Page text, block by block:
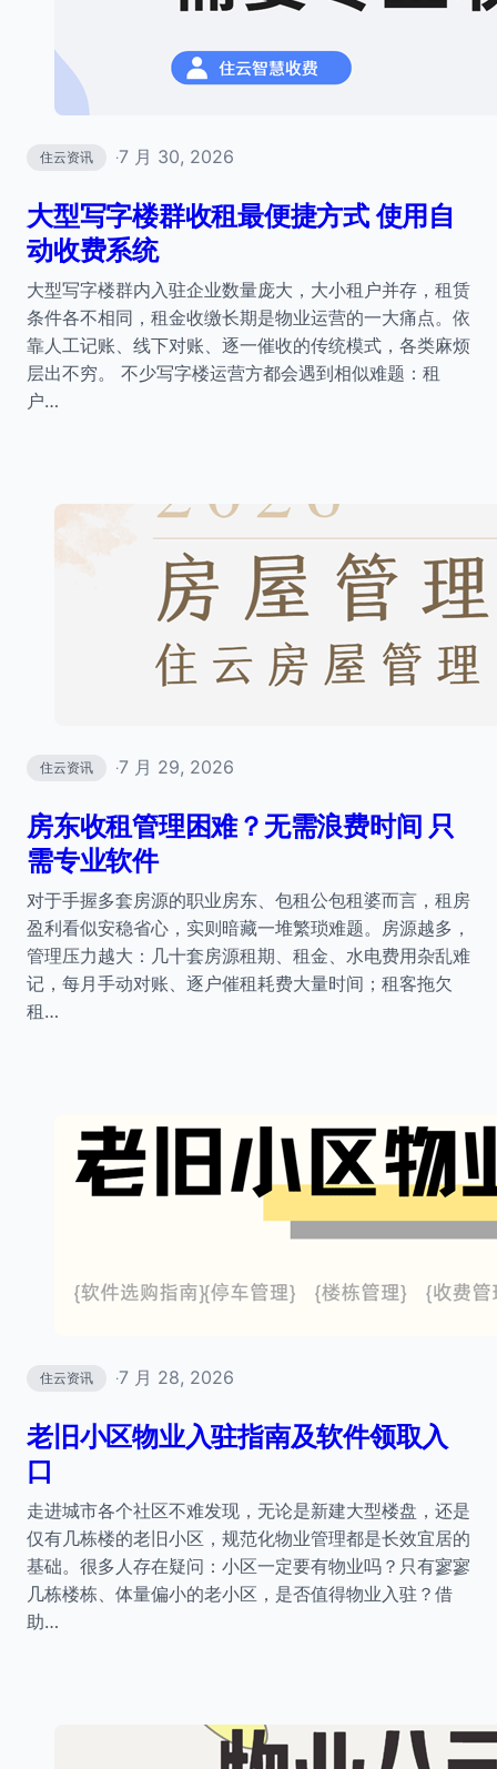
住云资讯 ·7 月 30, 2026
大型写字楼群收租最便捷方式 使用自
动收费系统
大型写字楼群内入驻企业数量庞大，大小租户并存，租赁
条件各不相同，租金收缴长期是物业运营的一大痛点。依
靠人工记账、线下对账、逐一催收的传统模式，各类麻烦
层出不穷。 不少写字楼运营方都会遇到相似难题：租
户…
住云资讯 ·7 月 29, 2026
房东收租管理困难？无需浪费时间 只
需专业软件
对于手握多套房源的职业房东、包租公包租婆而言，租房
盈利看似安稳省心，实则暗藏一堆繁琐难题。房源越多，
管理压力越大：几十套房源租期、租金、水电费用杂乱难
记，每月手动对账、逐户催租耗费大量时间；租客拖欠
租…
住云资讯 ·7 月 28, 2026
老旧小区物业入驻指南及软件领取入
口
走进城市各个社区不难发现，无论是新建大型楼盘，还是
仅有几栋楼的老旧小区，规范化物业管理都是长效宜居的
基础。很多人存在疑问：小区一定要有物业吗？只有寥寥
几栋楼栋、体量偏小的老小区，是否值得物业入驻？借
助…